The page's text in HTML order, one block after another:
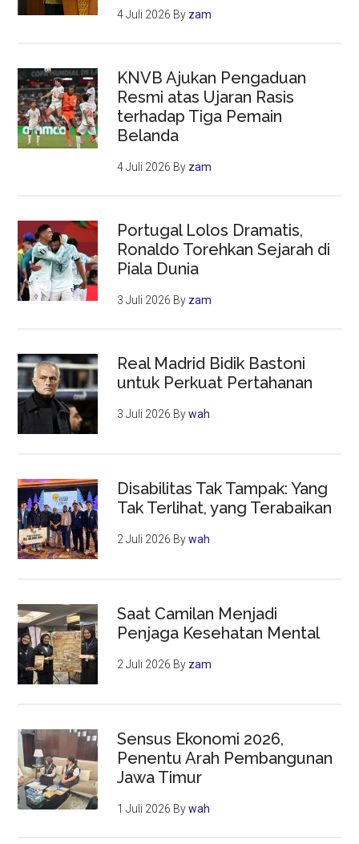
4 Juli 2026 By zam
KNVB Ajukan Pengaduan
Resmi atas Ujaran Rasis
terhadap Tiga Pemain
Belanda
4 Juli 2026 By zam
Portugal Lolos Dramatis,
Ronaldo Torehkan Sejarah di
Piala Dunia
3 Juli 2026 By zam
Real Madrid Bidik Bastoni
untuk Perkuat Pertahanan
3 Juli 2026 Bywah
Disabilitas Tak Tampak: Yang
Tak Terlihat, yang Terabaikan
2 Juli 2026 Bywah
Saat Camilan Menjadi
Penjaga Kesehatan Mental
2 Juli 2026 By zam
Sensus Ekonomi 2026,
Penentu Arah Pembangunan
Jawa Timur
1 Juli 2026 Bywah